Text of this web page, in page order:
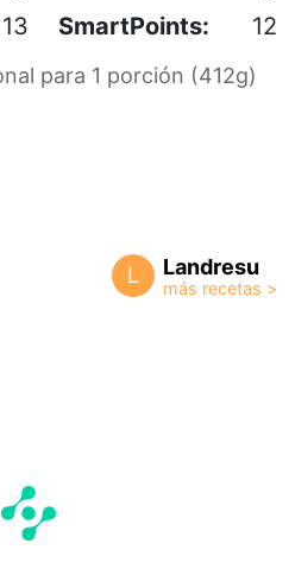
13 SmartPoints: 12
para 1 porción (412g)
L Landresu